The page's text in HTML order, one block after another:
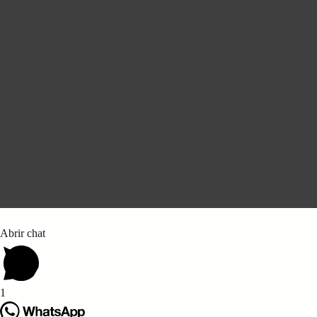
Abrir chat
1